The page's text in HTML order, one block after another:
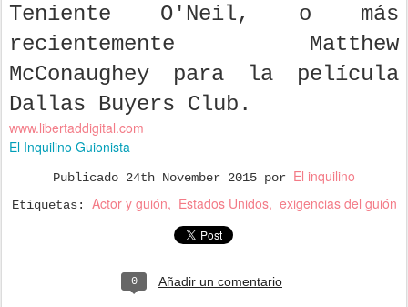
Teniente O'Neil, o más
recientemente Matthew
McConaughey para la película
Dallas Buyers Club.
www.libertaddigital.com
El Inquilino Guionista
Publicado 24th November 2015 por El inquilino
Etiquetas: Actor y guión Estados Unidos exigencias del guión
0 Añadir un comentario